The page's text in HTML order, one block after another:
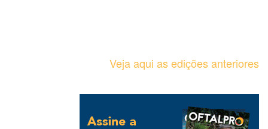
Veja aqui as edições anteriores